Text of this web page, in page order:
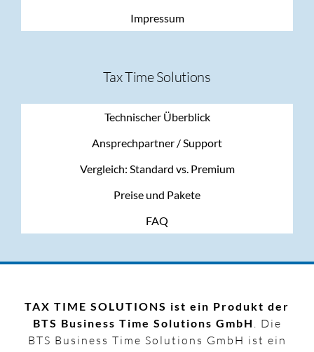
Impressum
Tax Time Solutions
Technischer Überblick
Ansprechpartner / Support
Vergleich: Standard vs. Premium
Preise und Pakete
FAQ
TAX TIME SOLUTIONS ist ein Produkt der
BTS Business Time Solutions GmbH . Die
BTS Business Time Solutions GmbH ist ein